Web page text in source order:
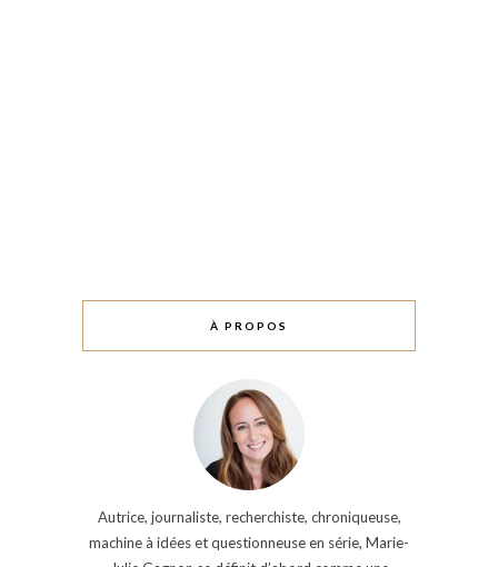
À PROPOS
Autrice, journaliste, recherchiste, chroniqueuse,
machine à idées et questionneuse en série, Marie-